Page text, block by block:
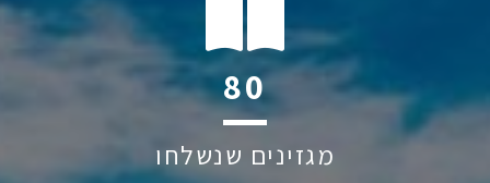
114
מגזינים שנשלחו